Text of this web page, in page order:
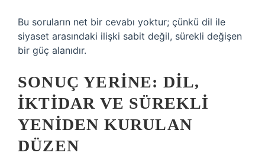
Bu soruların net bir cevabı yoktur; çünkü dil ile
siyaset arasındaki ilişki sabit değil, sürekli değişen
bir güç alanıdır.
SONUÇ YERINE: DIL,
IKTIDAR VE SÜREKLI
YENIDEN KURULAN
DÜZEN